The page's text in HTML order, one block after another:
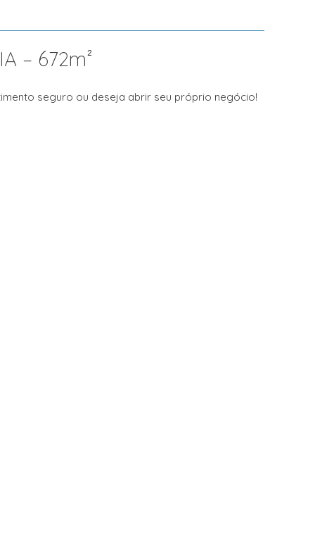
– 672m²
seguro ou deseja abrir seu próprio negócio!